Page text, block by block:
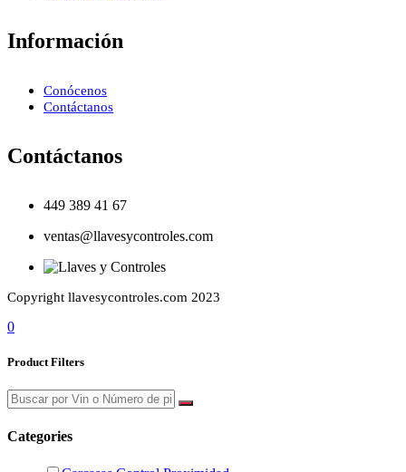
Información
Conócenos
Contáctanos
Contáctanos
449 389 41 67
ventas@llavesycontroles.com
Copyright llavesycontroles.com 2023
0
Product Filters
Categories